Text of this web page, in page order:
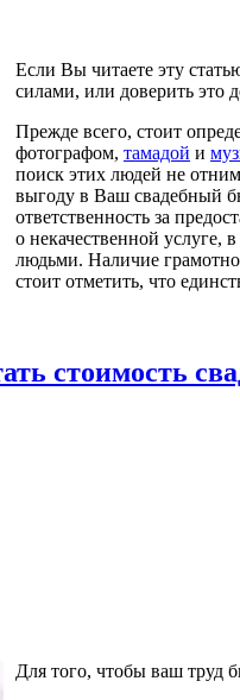
Если Вы читаете эту
силами, или доверить это
Прежде всего, стоит
фотографом, тамадой и
поиск этих людей не
выгоду в Ваш свадебный
ответственность за
о некачественной услуге,
людьми. Наличие
стоит отметить, что
стоимость
Для того, чтобы ваш труд